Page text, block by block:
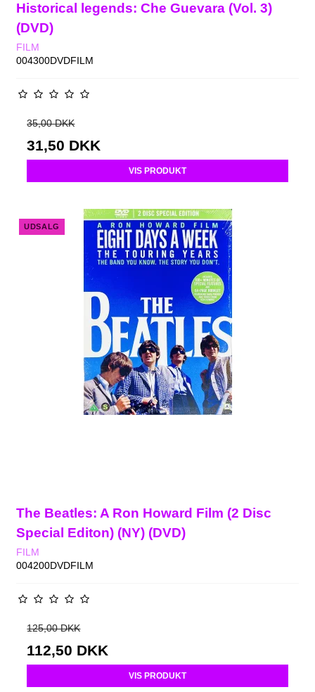
Historical legends: Che Guevara (Vol. 3)
(DVD)
FILM
004300DVDFILM
35,00 DKK
31,50 DKK
VIS PRODUKT
UDSALG
The Beatles: A Ron Howard Film (2 Disc
Special Editon) (NY) (DVD)
FILM
004200DVDFILM
125,00 DKK
112,50 DKK
VIS PRODUKT